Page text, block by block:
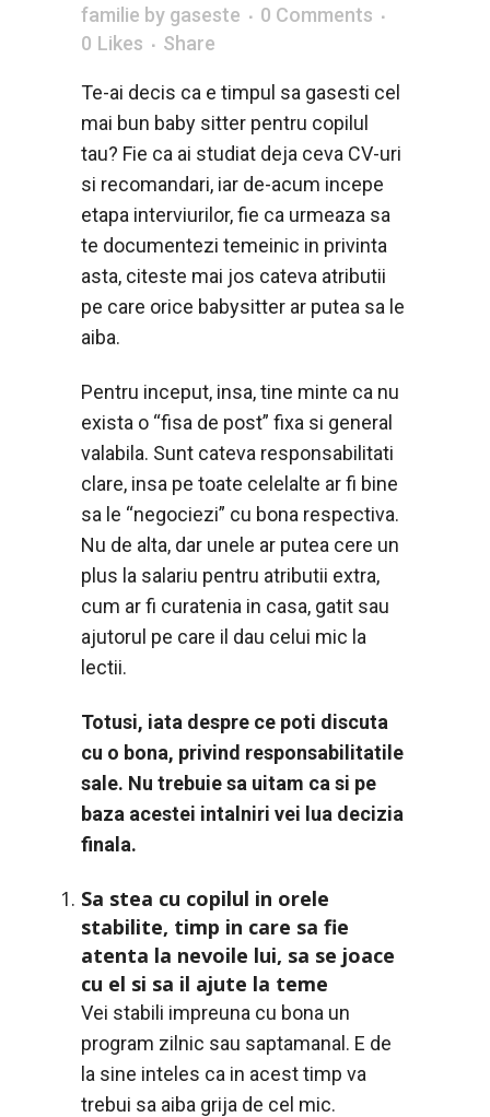
familie by gaseste
0 Comments
0 Likes Share
Te-ai decis ca e timpul sa gasesti cel
mai bun baby sitter pentru copilul
tau? Fie ca ai studiat deja ceva CV-uri
si recomandari, iar de-acum incepe
etapa interviurilor, fie ca urmeaza sa
te documentezi temeinic in privinta
asta, citeste mai jos cateva atributii
pe care orice babysitter ar putea sa le
aiba.
Pentru inceput, insa, tine minte ca nu
exista o “fisa de post” fixa si general
valabila. Sunt cateva responsabilitati
clare, insa pe toate celelalte ar fi bine
sa le “negociezi” cu bona respectiva.
Nu de alta, dar unele ar putea cere un
plus la salariu pentru atributii extra,
cum ar fi curatenia in casa, gatit sau
ajutorul pe care il dau celui mic la
lectii.
Totusi, iata despre ce poti discuta
cu o bona, privind responsabilitatile
sale. Nu trebuie sa uitam ca si pe
baza acestei intalniri vei lua decizia
finala.
Sa stea cu copilul in orele
stabilite, timp in care sa fie
atenta la nevoile lui, sa se joace
cu el si sa il ajute la teme
Vei stabili impreuna cu bona un
program zilnic sau saptamanal. E de
la sine inteles ca in acest timp va
trebui sa aiba grija de cel mic.